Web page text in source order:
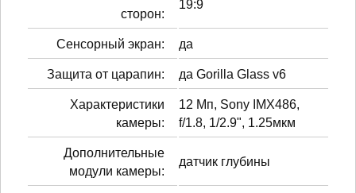
сторон:
19:9
Сенсорный экран: да
Защита от царапин: да Gorilla Glass v6
Характеристики
камеры:
12 Мп, Sony IMX486,
f/1.8, 1/2.9", 1.25мкм
Дополнительные
модули камеры:
датчик глубины